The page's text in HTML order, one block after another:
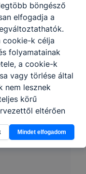
Centrum
Iskola
böngésző
elfogadja a
cookie-k célja
folyamatainak
a cookie-k
vagy törlése által
nem lesznek
körű
eltérően
Mindet elfogadom